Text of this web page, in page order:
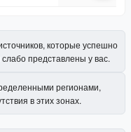
которые успешно
представлены у вас.
регионами,
в этих зонах.